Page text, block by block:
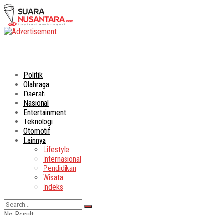
Politik
Olahraga
Daerah
Nasional
Entertainment
Teknologi
Otomotif
Lainnya
Lifestyle
Internasional
Pendidikan
Wisata
Indeks